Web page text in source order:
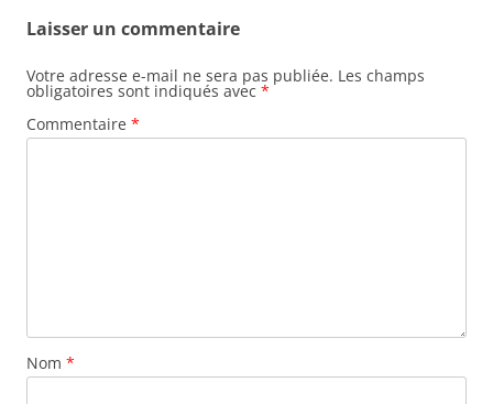
Laisser un commentaire
Votre adresse e-mail ne sera pas publiée. Les champs
obligatoires sont indiqués avec *
Commentaire *
Nom *